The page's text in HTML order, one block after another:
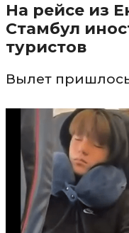
На рейсе из
Стамбул
туристов
Вылет